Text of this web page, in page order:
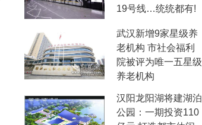
19号线…统统都有!
武汉新增9家星级养
老机构 市社会福利
院被评为唯一五星级
养老机构
汉阳龙阳湖将建湖泊
公园：一期投资110